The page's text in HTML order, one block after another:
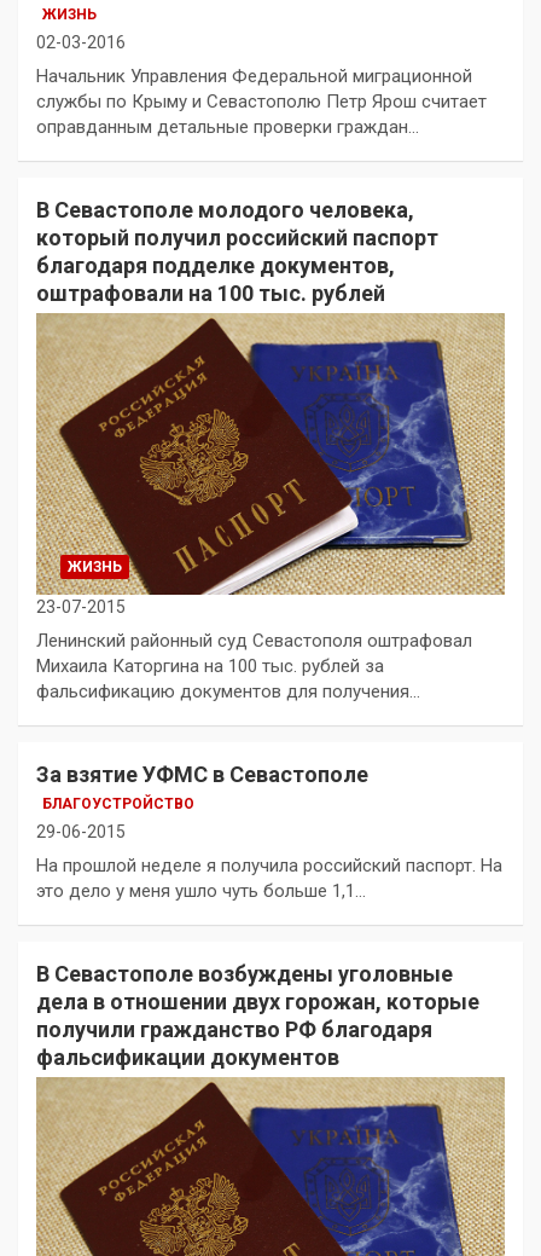
ЖИЗНЬ
02-03-2016
Начальник Управления Федеральной миграционной
службы по Крыму и Севастополю Петр Ярош считает
оправданным детальные проверки граждан…
В Севастополе молодого человека,
который получил российский паспорт
благодаря подделке документов,
оштрафовали на 100 тыс. рублей
ЖИЗНЬ
23-07-2015
Ленинский районный суд Севастополя оштрафовал
Михаила Каторгина на 100 тыс. рублей за
фальсификацию документов для получения…
За взятие УФМС в Севастополе
БЛАГОУСТРОЙСТВО
29-06-2015
На прошлой неделе я получила российский паспорт. На
это дело у меня ушло чуть больше 1,1…
В Севастополе возбуждены уголовные
дела в отношении двух горожан, которые
получили гражданство РФ благодаря
фальсификации документов